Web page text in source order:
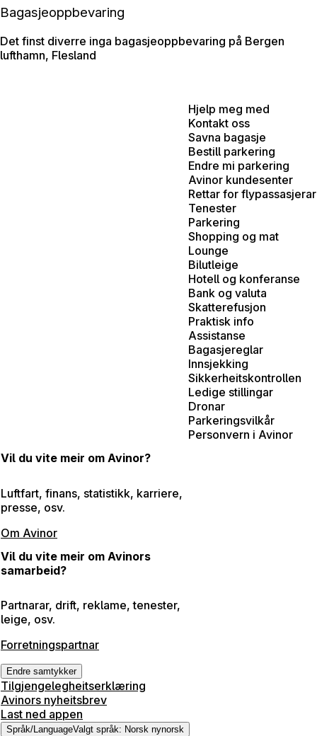
Bagasjeoppbevaring
Det finst diverre inga bagasjeoppbevaring på Bergen
lufthamn, Flesland
Hjelp meg med
Kontakt oss
Savna bagasje
Bestill parkering
Endre mi parkering
Avinor kundesenter
Rettar for flypassasjerar
Tenester
Parkering
Shopping og mat
Lounge
Bilutleige
Hotell og konferanse
Bank og valuta
Skatterefusjon
Praktisk info
Assistanse
Bagasjereglar
Innsjekking
Sikkerheitskontrollen
Ledige stillingar
Dronar
Parkeringsvilkår
Personvern i Avinor
Vil du vite meir om Avinor?
Luftfart, finans, statistikk, karriere,
presse, osv.
Om Avinor
Vil du vite meir om Avinors
samarbeid?
Partnarar, drift, reklame, tenester,
leige, osv.
Forretningspartnar
Endre samtykker
Tilgjengelegheitserklæring
Avinors nyheitsbrev
Last ned appen
Språk/LanguageValgt språk: Norsk nynorsk